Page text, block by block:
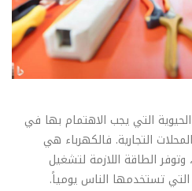
التي يجب الاهتمام بها في
التجارية. فالكهرباء هي
الطاقة اللازمة لتشغيل
التي تستخدمها الناس يومياً.